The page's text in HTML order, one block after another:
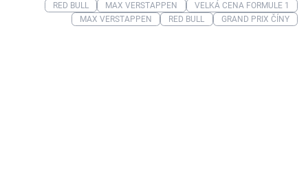
RED BULL
MAX VERSTAPPEN
VELKÁ CENA FORMULE 1
MAX VERSTAPPEN
RED BULL GRAND PRIX ČÍNY